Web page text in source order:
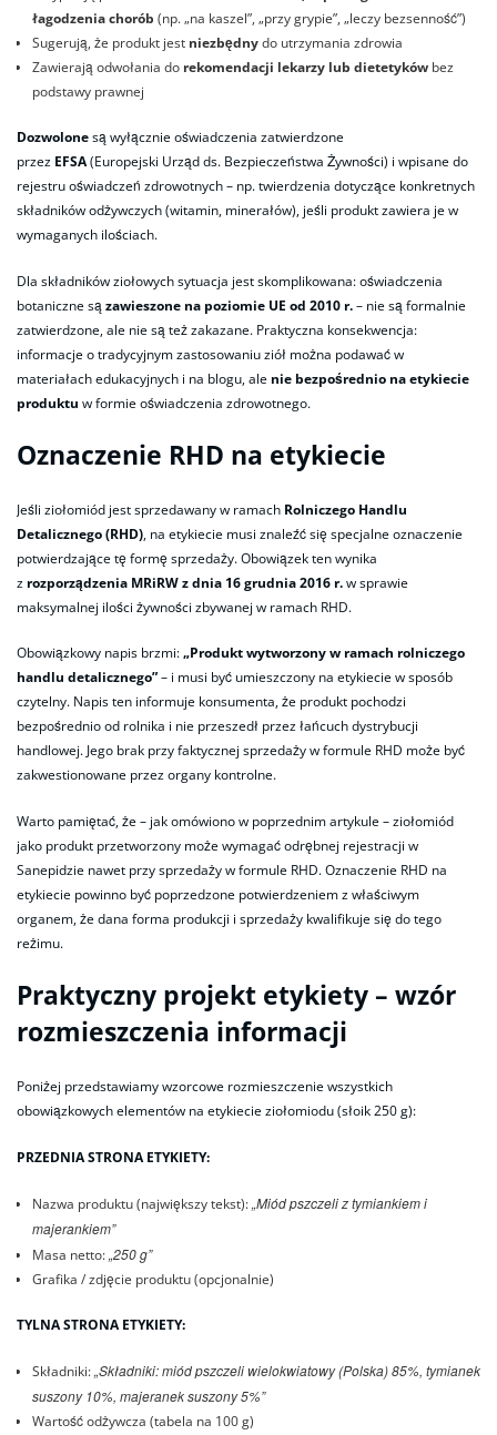
łagodzenia chorób (np. „na kaszel”, „przy grypie”, „leczy bezsenność”)
Sugerują, że produkt jest niezbędnydo utrzymania zdrowia
Zawierają odwołania do rekomendacji lekarzy lub dietetykówbez
podstawy prawnej
Dozwolonesą wyłącznie oświadczenia zatwierdzone
przez EFSA(Europejski Urząd ds. Bezpieczeństwa Żywności) i wpisane do
rejestru oświadczeń zdrowotnych – np. twierdzenia dotyczące konkretnych
składników odżywczych (witamin, minerałów), jeśli produkt zawiera je w
wymaganych ilościach.
Dla składników ziołowych sytuacja jest skomplikowana: oświadczenia
botaniczne sązawieszone na poziomie UE od 2010 r.– nie są formalnie
zatwierdzone, ale nie są też zakazane. Praktyczna konsekwencja:
informacje o tradycyjnym zastosowaniu ziół można podawać w
materiałach edukacyjnych i na blogu, ale nie bezpośrednio na etykiecie
produktu w formie oświadczenia zdrowotnego.
Oznaczenie RHD na etykiecie
Jeśli ziołomiód jest sprzedawany w ramach Rolniczego Handlu
Detalicznego (RHD), na etykiecie musi znaleźć się specjalne oznaczenie
potwierdzające tę formę sprzedaży. Obowiązek ten wynika
z rozporządzenia MRiRW z dnia 16 grudnia 2016 r.w sprawie
maksymalnej ilości żywności zbywanej w ramach RHD.
Obowiązkowy napis brzmi:„Produkt wytworzony w ramach rolniczego
handlu detalicznego”– i musi być umieszczony na etykiecie w sposób
czytelny. Napis ten informuje konsumenta, że produkt pochodzi
bezpośrednio od rolnika i nie przeszedł przez łańcuch dystrybucji
handlowej. Jego brak przy faktycznej sprzedaży w formule RHD może być
zakwestionowane przez organy kontrolne.
Warto pamiętać, że – jak omówiono w poprzednim artykule – ziołomiód
jako produkt przetworzony może wymagać odrębnej rejestracji w
Sanepidzie nawet przy sprzedaży w formule RHD. Oznaczenie RHD na
etykiecie powinno być poprzedzone potwierdzeniem z właściwym
organem, że dana forma produkcji i sprzedaży kwalifikuje się do tego
reżimu.
Praktyczny projekt etykiety – wzór
rozmieszczenia informacji
Poniżej przedstawiamy wzorcowe rozmieszczenie wszystkich
obowiązkowych elementów na etykiecie ziołomiodu (słoik 250 g):
PRZEDNIA STRONA ETYKIETY:
Nazwa produktu (największy tekst):„Miód pszczeli z tymiankiem i
majerankiem”
Masa netto:„250 g”
Grafika / zdjęcie produktu (opcjonalnie)
TYLNA STRONA ETYKIETY:
Składniki:„Składniki: miód pszczeli wielokwiatowy (Polska) 85%, tymianek
suszony 10%, majeranek suszony 5%”
Wartość odżywcza (tabela na 100 g)